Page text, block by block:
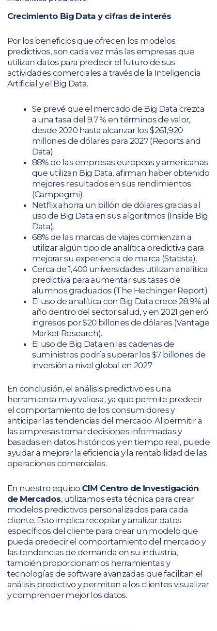
Crecimiento Big Data y cifras de interés
Por los beneficios que ofrecen los modelos
predictivos, son cada vez más las empresas que
utilizan datos para predecir el futuro de sus
actividades comerciales a través de la Inteligencia
Artificial y el Big Data.
Se prevé que el mercado de Big Data crezca
a una tasa del 9.7 % en términos de valor,
desde 2020 hasta alcanzar los $261,920
millones de dólares para 2027 (Reports and
Data)
88% de las empresas europeas y americanas
que utilizan Big Data, afirman haber obtenido
mejores resultados en sus rendimientos
(Campegmi).
Netflix ahorra un billón de dólares gracias al
uso de Big Data en sus algoritmos (Inside Big
Data).
68% de las marcas de viajes comienzan a
utilizar algún tipo de analítica predictiva para
mejorar su experiencia de marca (Statista).
Cerca de 1,400 universidades utilizan analítica
predictiva para aumentar sus tasas de
alumnos graduados (The Hechinger Report).
El uso de analítica con Big Data crece 28.9% al
año dentro del sector salud, y en 2021 generó
ingresos por $20 billones de dólares (Vantage
Market Research).
El uso de Big Data en las cadenas de
suministros podría superar los $7 billones de
inversión a nivel global en 2027
En conclusión, el análisis predictivo es una
herramienta muy valiosa, ya que permite predecir
el comportamiento de los consumidores y
anticipar las tendencias del mercado. Al permitir a
las empresas tomar decisiones informadas y
basadas en datos históricos y en tiempo real, puede
ayudar a mejorar la eficiencia y la rentabilidad de las
operaciones comerciales.
En nuestro equipo CIM Centro de Investigación
de Mercados, utilizamos esta técnica para crear
modelos predictivos personalizados para cada
cliente. Esto implica recopilar y analizar datos
específicos del cliente para crear un modelo que
pueda predecir el comportamiento del mercado y
las tendencias de demanda en su industria,
también proporcionamos herramientas y
tecnologías de software avanzadas que facilitan el
análisis predictivo y permiten a los clientes visualizar
y comprender mejor los datos.